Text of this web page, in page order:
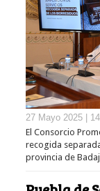
27 Mayo 2025 |
El Consorcio
recogida
provincia de